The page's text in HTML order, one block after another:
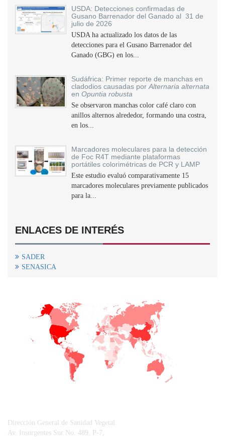
USDA: Detecciones confirmadas de
Gusano Barrenador del Ganado al 31 de
julio de 2026
USDA ha actualizado los datos de las
detecciones para el Gusano Barrenador del
Ganado (GBG) en los...
Sudáfrica: Primer reporte de manchas en
cladodios causadas por Alternaria alternata
en Opuntia robusta
Se observaron manchas color café claro con
anillos alternos alrededor, formando una costra,
en los...
Marcadores moleculares para la detección
de Foc R4T mediante plataformas
portátiles colorimétricas de PCR y LAMP
Este estudio evaluó comparativamente 15
marcadores moleculares previamente publicados
para la...
ENLACES DE INTERÉS
SADER
SENASICA
Dirección General de Sanidad Vegetal.
Av. Insurgentes Sur No. 489, P-7,